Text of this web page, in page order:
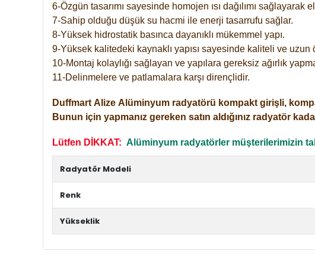
6-Özgün tasarımı sayesinde homojen ısı dağılımı sağlayarak
7-Sahip olduğu düşük su hacmi ile enerji tasarrufu sağlar.
8-Yüksek hidrostatik basınca dayanıklı mükemmel yapı.
9-Yüksek kalitedeki kaynaklı yapısı sayesinde kaliteli ve uzun
10-Montaj kolaylığı sağlayan ve yapılara gereksiz ağırlık
11-Delinmelere ve patlamalara karşı dirençlidir.
Duffmart Alize Alüminyum radyatörü kompakt girişli,
Bunun için yapmanız gereken satın aldığınız radyatör
Lütfen DİKKAT: Alüminyum radyatörler müşterilerimizin
Radyatör Modeli
Renk
Yükseklik